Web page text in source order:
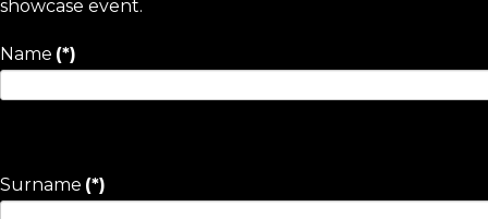
showcase event.
Name (*)
Surname (*)